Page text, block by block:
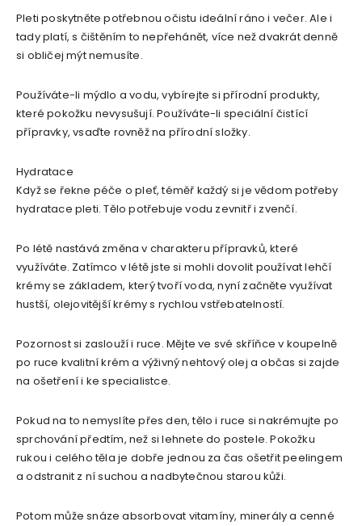
Pleti poskytněte potřebnou očistu ideální ráno i večer. Ale i
tady platí, s čištěním to nepřehánět, více než dvakrát denně
si obličej mýt nemusíte.
Používáte-li mýdlo a vodu, vybírejte si přírodní produkty,
které pokožku nevysušují. Používáte-li speciální čistící
přípravky, vsaďte rovněž na přírodní složky.
Hydratace
Když se řekne péče o pleť, téměř každý si je vědom potřeby
hydratace pleti. Tělo potřebuje vodu zevnitř i zvenčí.
Po létě nastává změna v charakteru přípravků, které
využíváte. Zatímco v létě jste si mohli dovolit používat lehčí
krémy se základem, který tvoří voda, nyní začněte využívat
hustší, olejovitější krémy s rychlou vstřebatelností.
Pozornost si zaslouží i ruce. Mějte ve své skříňce v koupelně
po ruce kvalitní krém a výživný nehtový olej a občas si zajde
na ošetření i ke specialistce.
Pokud na to nemyslíte přes den, tělo i ruce si nakrémujte po
sprchování předtím, než si lehnete do postele. Pokožku
rukou i celého těla je dobře jednou za čas ošetřit peelingem
a odstranit z ní suchou a nadbytečnou starou kůži.
Potom může snáze absorbovat vitamíny, minerály a cenné